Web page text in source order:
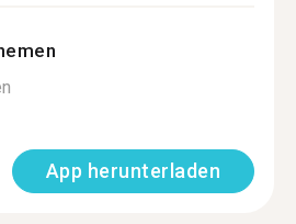
App herunterladen